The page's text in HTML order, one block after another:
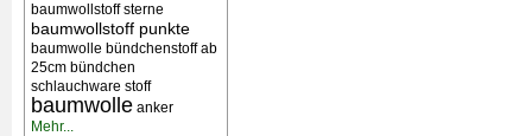
baumwollstoff sterne
baumwollstoff punkte
baumwolle bündchenstoff ab
25cm bündchen
schlauchware stoff
baumwolle anker
Mehr...